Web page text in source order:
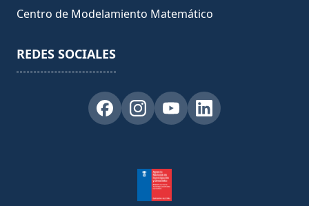
Centro de Modelamiento Matemático
REDES SOCIALES